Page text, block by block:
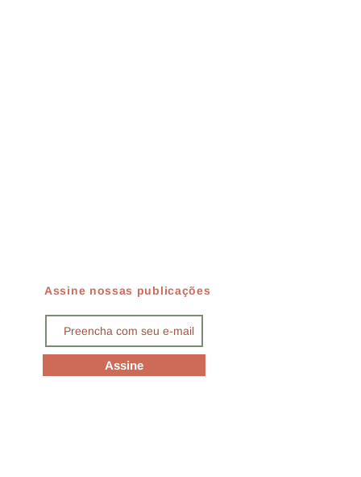
Assine nossas publicações
Assine